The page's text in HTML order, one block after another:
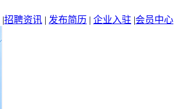
|招聘资讯 | 发布简历 | 企业入驻 |会员中心